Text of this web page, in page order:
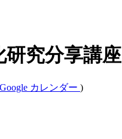
研究分享講座
Google カレンダー )